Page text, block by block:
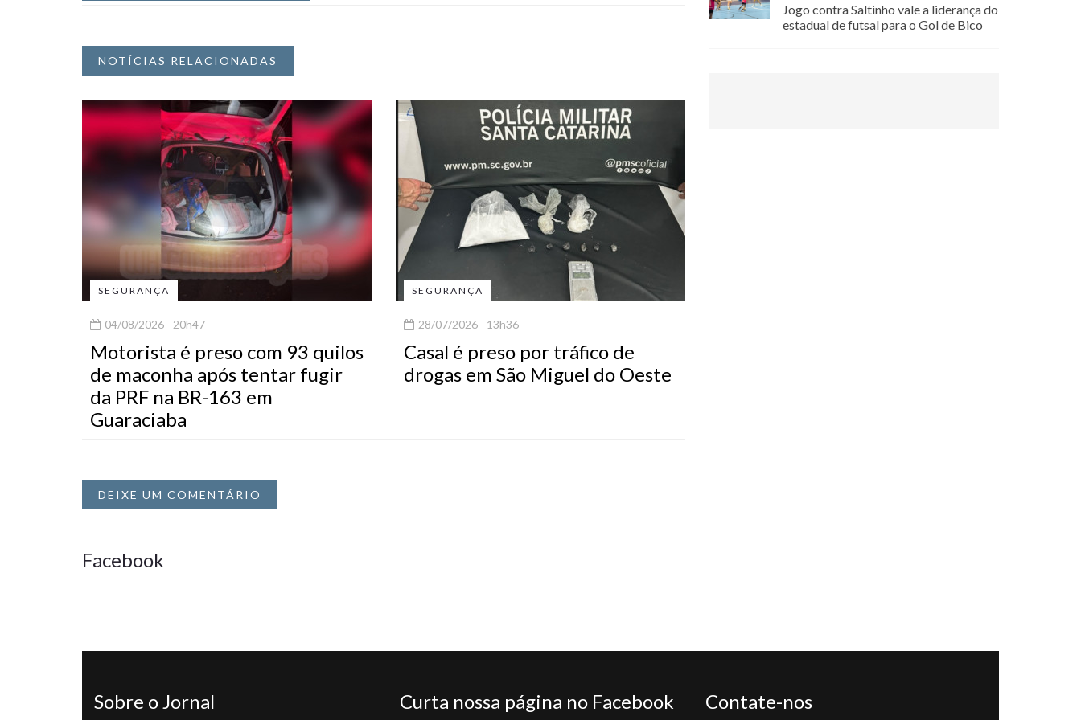
NOTÍCIAS RELACIONADAS
SEGURANÇA
04/08/2026 - 20h47
Motorista é preso com 93 quilos
de maconha após tentar fugir
da PRF na BR-163 em
Guaraciaba
SEGURANÇA
28/07/2026 - 13h36
Casal é preso por tráfico de
drogas em São Miguel do Oeste
DEIXE UM COMENTÁRIO
Facebook
Jogo contra Saltinho vale a liderança do
estadual de futsal para o Gol de Bico
Sobre o Jornal Curta nossa página no Facebook Contate-nos